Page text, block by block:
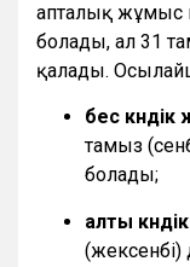
апталық жұмыс
болады, ал 31
қалады.
бес
тамыз
болады;
алты
(жексенбі)